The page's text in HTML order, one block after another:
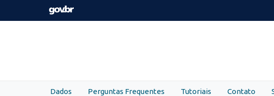
Skip to main content
Dados Perguntas Frequentes Tutoriais Contato